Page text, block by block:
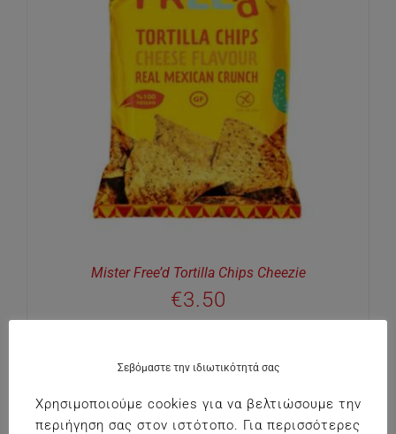
Mister Free’d Tortilla Chips Cheezie
€3.50
Σεβόμαστε την ιδιωτικότητά σας
Χρησιμοποιούμε cookies για να βελτιώσουμε την
περιήγηση σας στον ιστότοπο. Για περισσότερες